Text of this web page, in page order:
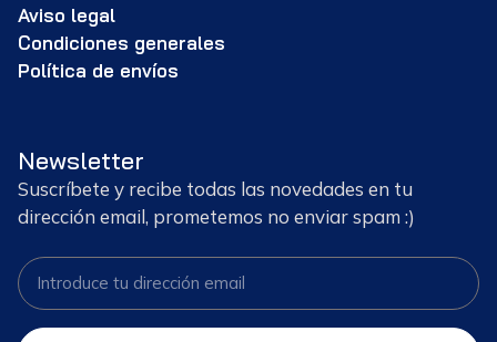
Aviso legal
Condiciones generales
Política de envíos
Newsletter
Suscríbete y recibe todas las novedades en tu
dirección email, prometemos no enviar spam :)